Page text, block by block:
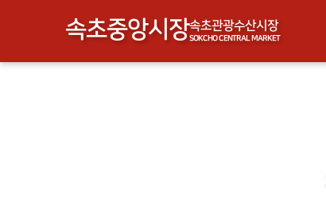
속초중앙시장속초관광수산시장
SOKCHO CENTRAL MARKET